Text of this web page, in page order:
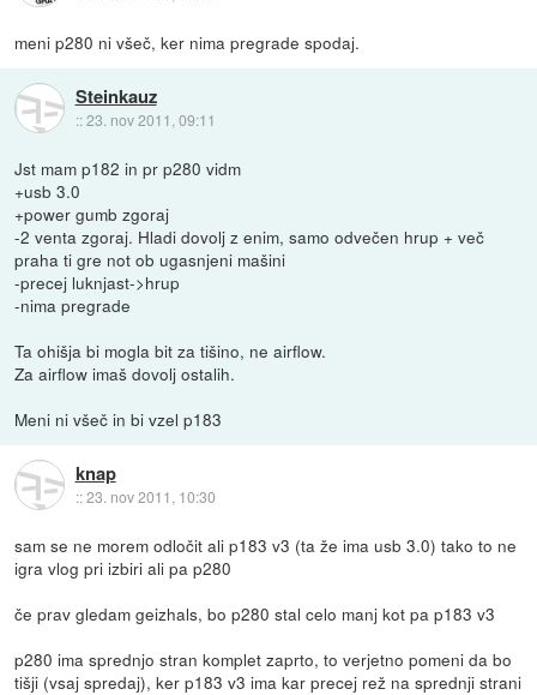
meni p280 ni všeč, ker nima pregrade spodaj.
Steinkauz
::23. nov 2011, 09:11
Jst mam p182 in pr p280 vidm
+usb 3.0
+power gumb zgoraj
-2 venta zgoraj. Hladi dovolj z enim, samo odvečen hrup + več
praha ti gre not ob ugasnjeni mašini
-precej luknjast->hrup
-nima pregrade
Ta ohišja bi mogla bit za tišino, ne airflow.
Za airflow imaš dovolj ostalih.
Meni ni všeč in bi vzel p183
knap
::23. nov 2011, 10:30
sam se ne morem odločit ali p183 v3 (ta že ima usb 3.0) tako to ne
igra vlog pri izbiri ali pa p280
če prav gledam geizhals, bo p280 stal celo manj kot pa p183 v3
p280 ima sprednjo stran komplet zaprto, to verjetno pomeni da bo
tišji (vsaj spredaj), ker p183 v3 ima kar precej rež na sprednji strani